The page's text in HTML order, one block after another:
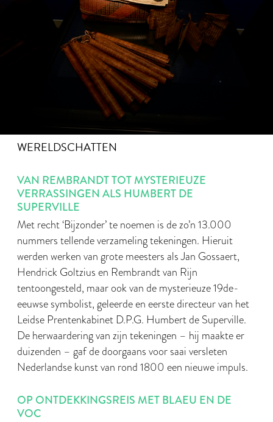
WERELDSCHATTEN
VAN REMBRANDT TOT MYSTERIEUZE
VERRASSINGEN ALS HUMBERT DE
SUPERVILLE
Met recht ‘Bijzonder’ te noemen is de zo’n 13.000
nummers tellende verzameling tekeningen. Hieruit
werden werken van grote meesters als Jan Gossaert,
Hendrick Goltzius en Rembrandt van Rijn
tentoongesteld, maar ook van de mysterieuze 19de-
eeuwse symbolist, geleerde en eerste directeur van het
Leidse Prentenkabinet D.P.G. Humbert de Superville.
De herwaardering van zijn tekeningen – hij maakte er
duizenden – gaf de doorgaans voor saai versleten
Nederlandse kunst van rond 1800 een nieuwe impuls.
OP ONTDEKKINGSREIS MET BLAEU EN DE
VOC